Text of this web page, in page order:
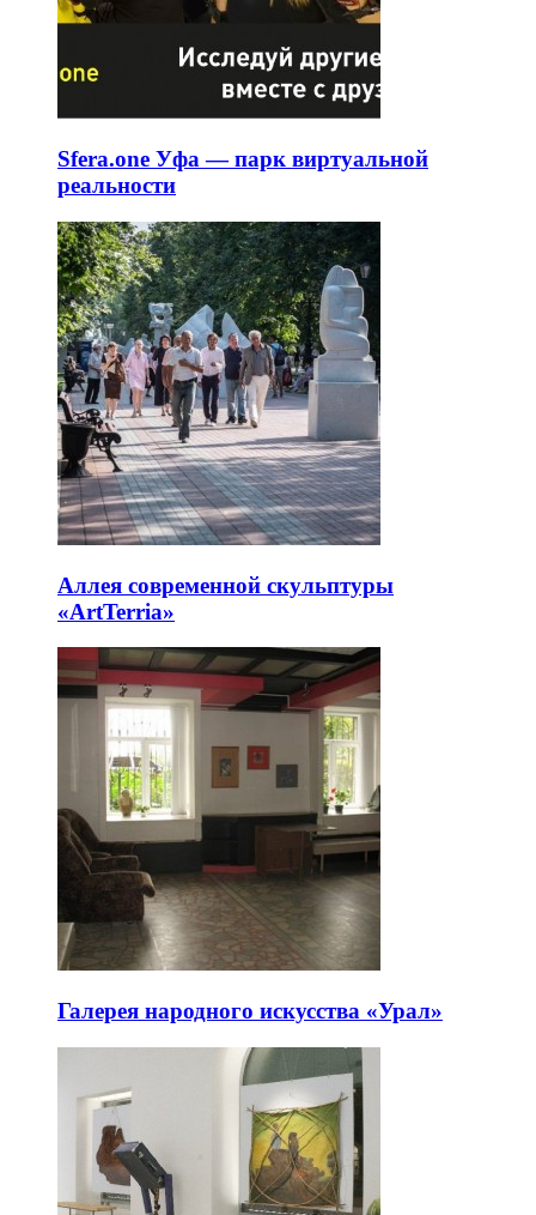
Sfera.one Уфа — парк виртуальной
реальности
Аллея современной скульптуры
«ArtTerria»
Галерея народного искусства «Урал»